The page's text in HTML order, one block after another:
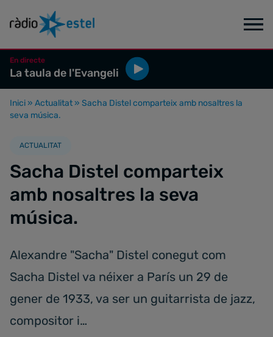
En directe
La taula de l'Evangeli
Inici » Actualitat » Sacha Distel comparteix amb nosaltres la
seva música.
ACTUALITAT
Sacha Distel comparteix
amb nosaltres la seva
música.
Alexandre "Sacha" Distel conegut com
Sacha Distel va néixer a París un 29 de
gener de 1933, va ser un guitarrista de jazz,
compositor i…